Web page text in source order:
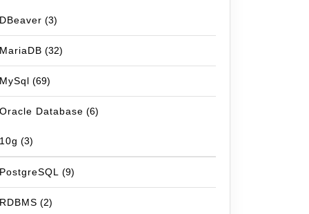
DBeaver (3)
MariaDB (32)
MySql (69)
Oracle Database (6)
10g (3)
PostgreSQL (9)
RDBMS (2)